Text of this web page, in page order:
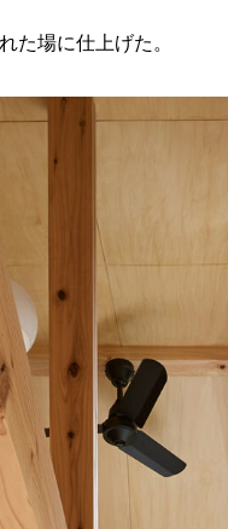
た場に仕上げた。